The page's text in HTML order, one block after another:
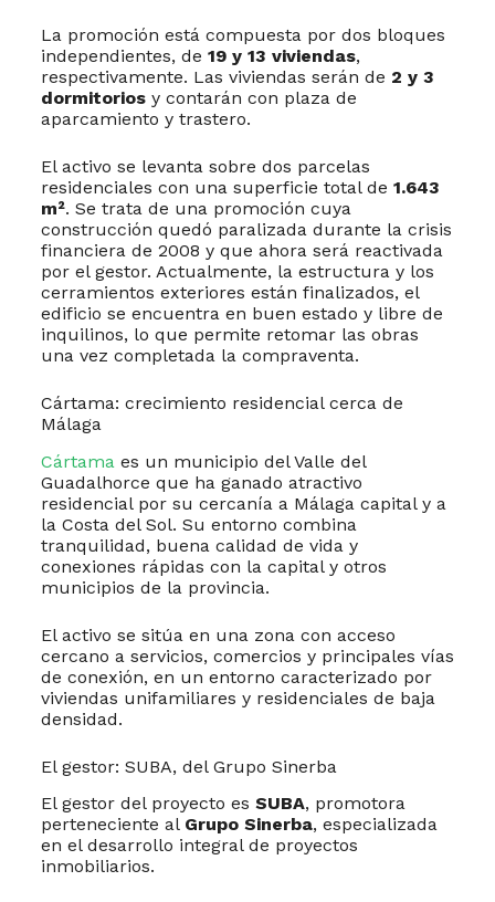
La promoción está compuesta por dos bloques
independientes, de 19 y 13 viviendas,
respectivamente. Las viviendas serán de 2 y 3
dormitoriosy contarán con plaza de
aparcamiento y trastero.
El activo se levanta sobre dos parcelas
residenciales con una superficie total de 1.643
m². Se trata de una promoción cuya
construcción quedó paralizada durante la crisis
financiera de 2008 y que ahora será reactivada
por el gestor. Actualmente, la estructura y los
cerramientos exteriores están finalizados, el
edificio se encuentra en buen estado y libre de
inquilinos, lo que permite retomar las obras
una vez completada la compraventa.
Cártama: crecimiento residencial cerca de
Málaga
Cártama es un municipio del Valle del
Guadalhorce que ha ganado atractivo
residencial por su cercanía a Málaga capital y a
la Costa del Sol. Su entorno combina
tranquilidad, buena calidad de vida y
conexiones rápidas con la capital y otros
municipios de la provincia.
El activo se sitúa en una zona con acceso
cercano a servicios, comercios y principales vías
de conexión, en un entorno caracterizado por
viviendas unifamiliares y residenciales de baja
densidad.
El gestor: SUBA, del Grupo Sinerba
El gestor del proyecto es SUBA, promotora
perteneciente al Grupo Sinerba, especializada
en el desarrollo integral de proyectos
inmobiliarios.